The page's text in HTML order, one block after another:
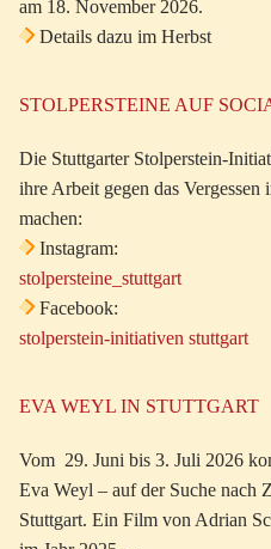
am 18. November 2026.
Details dazu im Herbst
STOLPERSTEINE AUF
Die Stuttgarter Stolperstein-
ihre Arbeit gegen das
machen:
Instagram:
stolpersteine_stuttgart
Facebook:
stolperstein-initiativen stuttgart
EVA WEYL IN STUTTGART
Vom 29. Juni bis 3. Juli 2026
Eva Weyl – auf der Suche nach
Stuttgart. Ein Film von Adrian